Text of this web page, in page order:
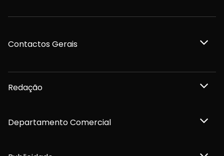
Contactos Gerais
Redação
Departamento Comercial